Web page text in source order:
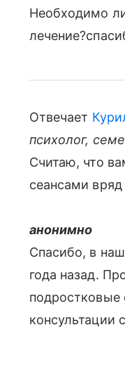
Необходимо
Отвечает
психолог,
Считаю, что
сеансами
анонимно
Спасибо, в
года назад.
подростковые
консультации